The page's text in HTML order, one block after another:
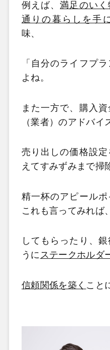
例えば、満足のい
通りの暮らしを手
味、
「自分のライフプ
よね。
また一方で、購入
（業者）のアドバイ
売り出しの価格設
えてすみずみまで掃
精一杯のアピールポ
これも言ってみれば
してもらったり、
うにステークホルダ
信頼関係を築く こと